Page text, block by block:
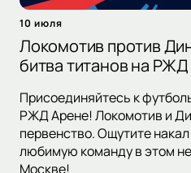
10 июля
Локомотив против
битва титанов на
Присоединяйтесь к
РЖД Арене! Локомотив и
первенство. Ощутите
любимую команду в этом
Москве!